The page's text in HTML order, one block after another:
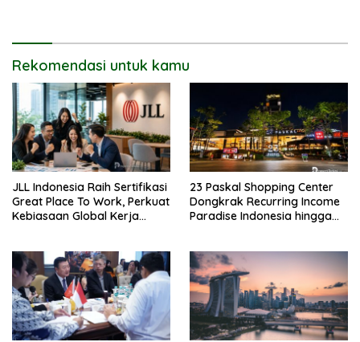
Rekomendasi untuk kamu
JLL Indonesia Raih Sertifikasi
Great Place To Work, Perkuat
Kebiasaan Global Kerja
23 Paskal Shopping Center
Dongkrak Recurring Income
Paradise Indonesia hingga